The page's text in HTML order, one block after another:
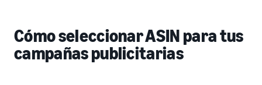
Cómo seleccionar ASIN para tus
campañas publicitarias